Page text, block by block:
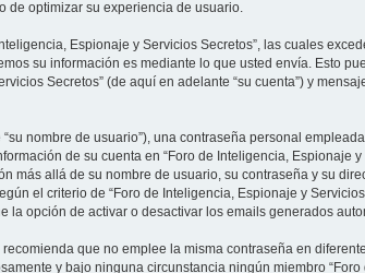
de optimizar su experiencia de usuario.
Espionaje y Servicios Secretos”, las cuales
su información es mediante lo que usted envía. Esto
Secretos” (de aquí en adelante “su cuenta”) y
nombre de usuario”), una contraseña personal
de su cuenta en “Foro de Inteligencia, Espionaje
allá de su nombre de usuario, su contraseña y su
el criterio de “Foro de Inteligencia, Espionaje y
opción de activar o desactivar los emails generados
que no emplee la misma contraseña en
y bajo ninguna circunstancia ningún miembro